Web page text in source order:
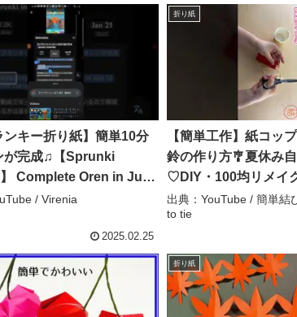
ンキー折り紙】簡単10分
が完成♫【Sprunki
Complete Oren in Just
Easily! – Virenia
/ Virenia
2025.02.25
折り紙
【簡単工作】紙コッ
鈴の作り方🎐夏休み
♡DIY・100均リメイ
しい手作り風鈴｜折
to make a wind chime
を呼ぶインテリア –
典 / How to tie
出典：YouTube / 簡単結
to tie
折り紙